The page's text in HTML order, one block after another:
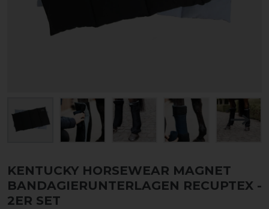
KENTUCKY HORSEWEAR MAGNET
BANDAGIERUNTERLAGEN RECUPTEX -
2ER SET